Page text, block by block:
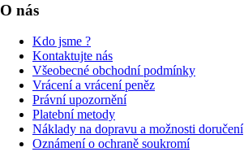
O nás
Kdo jsme ?
Kontaktujte nás
Všeobecné obchodní podmínky
Vrácení a vrácení peněz
Právní upozornění
Platební metody
Náklady na dopravu a možnosti doručení
Oznámení o ochraně soukromí